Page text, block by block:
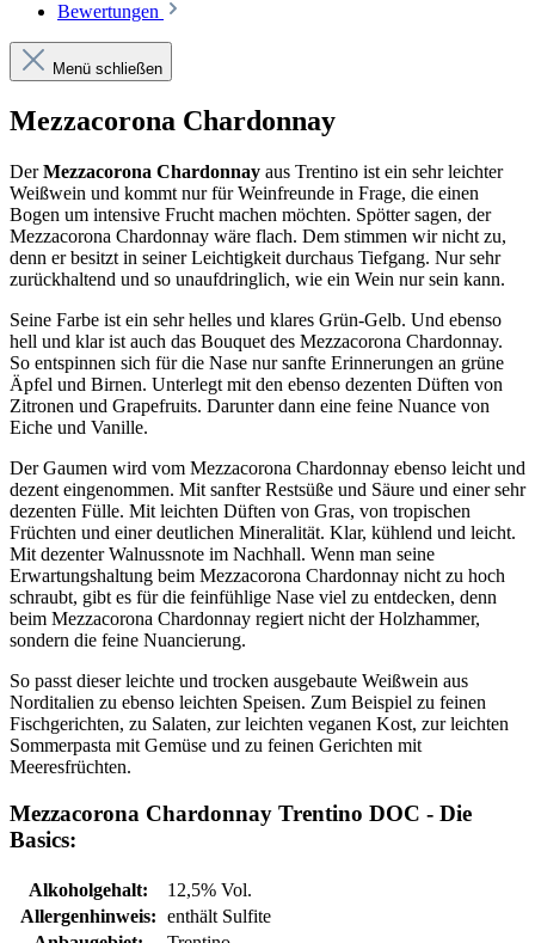
Bewertungen
Menü schließen
Mezzacorona Chardonnay
DerMezzacorona Chardonnay aus Trentino ist ein sehr leichter
Weißwein und kommt nur für Weinfreunde in Frage, die einen
Bogen um intensive Frucht machen möchten. Spötter sagen, der
Mezzacorona Chardonnay wäre flach. Dem stimmen wir nicht zu,
denn er besitzt in seiner Leichtigkeit durchaus Tiefgang. Nur sehr
zurückhaltend und so unaufdringlich, wie ein Wein nur sein kann.
Seine Farbe ist ein sehr helles und klares Grün-Gelb. Und ebenso
hell und klar ist auch das Bouquet des Mezzacorona Chardonnay.
So entspinnen sich für die Nase nur sanfte Erinnerungen an grüne
Äpfel und Birnen. Unterlegt mit den ebenso dezenten Düften von
Zitronen und Grapefruits. Darunter dann eine feine Nuance von
Eiche und Vanille.
Der Gaumen wird vom Mezzacorona Chardonnay ebenso leicht und
dezent eingenommen. Mit sanfter Restsüße und Säure und einer sehr
dezenten Fülle. Mit leichten Düften von Gras, von tropischen
Früchten und einer deutlichen Mineralität. Klar, kühlend und leicht.
Mit dezenter Walnussnote im Nachhall. Wenn man seine
Erwartungshaltung beim Mezzacorona Chardonnay nicht zu hoch
schraubt, gibt es für die feinfühlige Nase viel zu entdecken, denn
beim Mezzacorona Chardonnay regiert nicht der Holzhammer,
sondern die feine Nuancierung.
So passt dieser leichte und trocken ausgebaute Weißwein aus
Norditalien zu ebenso leichten Speisen. Zum Beispiel zu feinen
Fischgerichten, zu Salaten, zur leichten veganen Kost, zur leichten
Sommerpasta mit Gemüse und zu feinen Gerichten mit
Meeresfrüchten.
Mezzacorona Chardonnay Trentino DOC - Die
Basics:
Alkoholgehalt:
12,5% Vol.
Allergenhinweis: enthält Sulfite